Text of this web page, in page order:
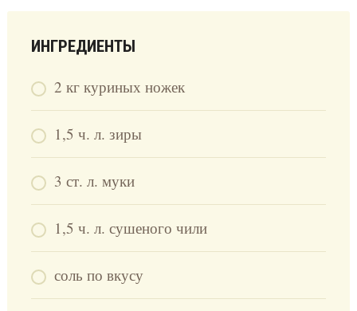
ИНГРЕДИЕНТЫ
2 кг куриных ножек
1,5 ч. л. зиры
3 ст. л. муки
1,5 ч. л. сушеного чили
соль по вкусу